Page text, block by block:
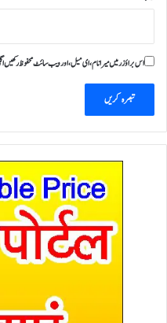
اس براؤزر میں میرا نام، ای میل، اور ویب سائٹ محفوظ